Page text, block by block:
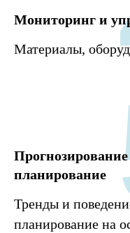
Мониторинг и
Материалы,
Прогнозирование
планирование
Тренды и
планирование на